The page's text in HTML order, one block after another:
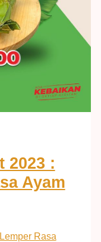
2023 :
Ayam
Rasa